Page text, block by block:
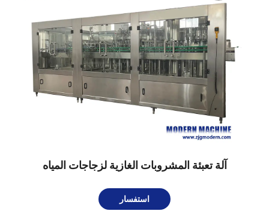
اتصل بنا
آلة تعبئة المشروبات الغازية لزجاجات المياه
استفسار